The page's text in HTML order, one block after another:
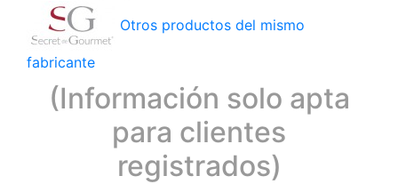
Otros productos del mismo
fabricante
(Información solo apta
para clientes
registrados)